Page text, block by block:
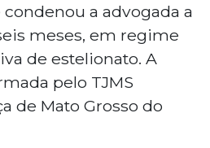
a advogada a
meses, em regime
de estelionato. A
pelo TJMS
de Mato Grosso do